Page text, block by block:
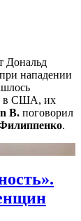
Дональд
нападении
в США, их
B. поговорил
.